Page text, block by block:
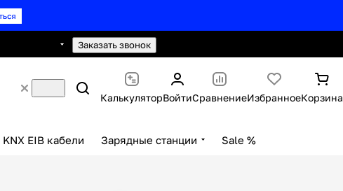
Заказать звонок
КалькуляторВойтиСравнениеИзбранноеКорзина
KNX EIB кабели Зарядные станции Sale %